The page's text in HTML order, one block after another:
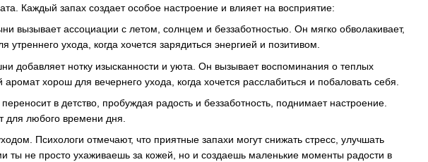
Каждый запах создает особое настроение и влияет на восприятие:
вызывает ассоциации с летом, солнцем и беззаботностью. Он мягко обволакивает,
ухода, когда хочется зарядиться энергией и позитивом.
добавляет нотку изысканности и уюта. Он вызывает воспоминания о теплых
хорош для вечернего ухода, когда хочется расслабиться и побаловать себя.
в детство, пробуждая радость и беззаботность, поднимает настроение.
для любого времени дня.
Психологи отмечают, что приятные запахи могут снижать стресс, улучшать
ты не просто ухаживаешь за кожей, но и создаешь маленькие моменты радости в